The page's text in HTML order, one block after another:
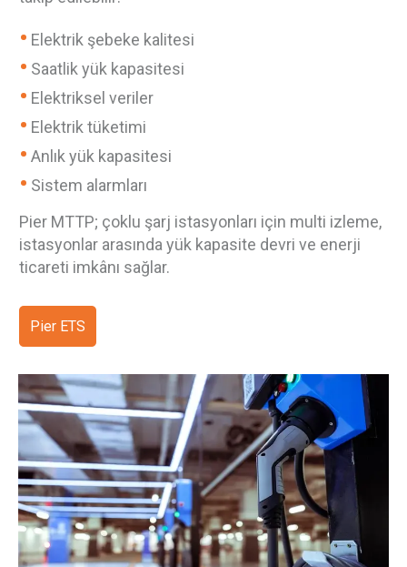
Elektrik şebeke kalitesi
Saatlik yük kapasitesi
Elektriksel veriler
Elektrik tüketimi
Anlık yük kapasitesi
Sistem alarmları
Pier MTTP; çoklu şarj istasyonları için multi izleme,
istasyonlar arasında yük kapasite devri ve enerji
ticareti imkânı sağlar.
Pier ETS